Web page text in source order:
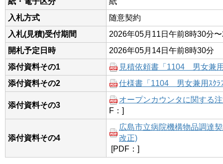
入札方式
随意契約
入札(見積)受付期間
2026年05月11日午前8時30分
開札予定日時
2026年05月14日午前8時30分
添付資料その1
見積依頼書「1104 男女兼
添付資料その2
仕様書「1104 男女兼用ｽｸ
添付資料その3
オープンカウンタに関する
F：]
添付資料その4
広島市立病院機構物品調達
改正)
[PDF：]